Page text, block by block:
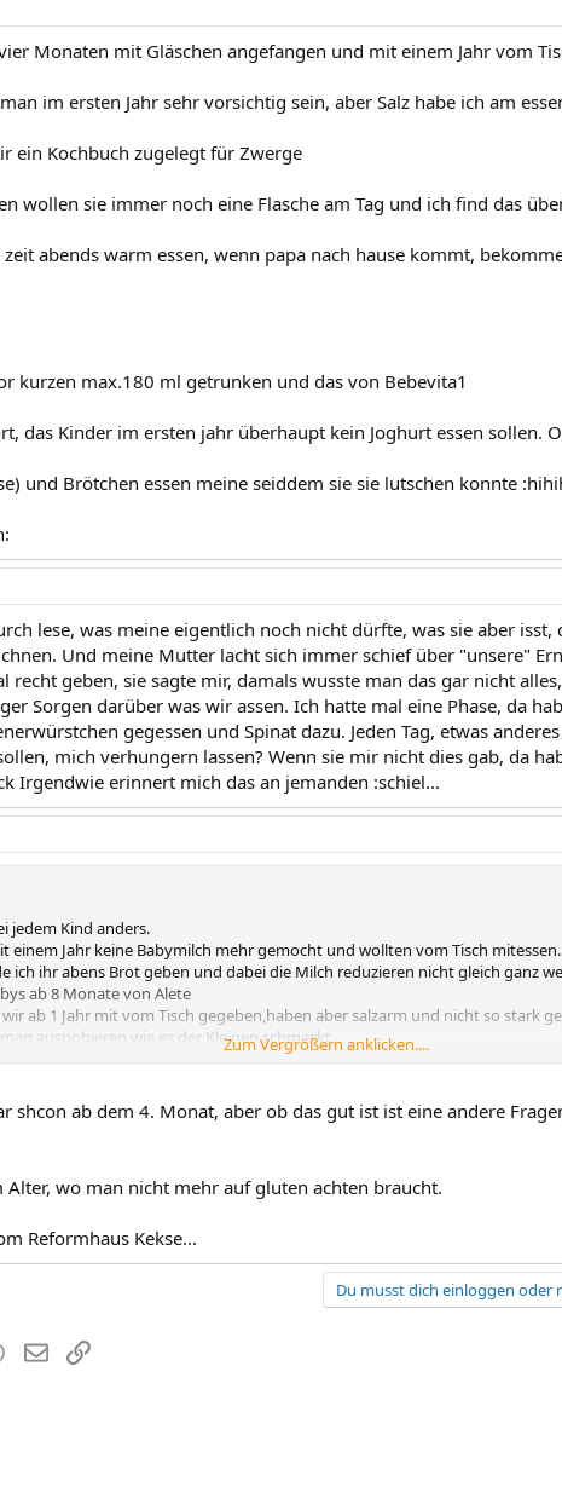
Monaten mit Gläschen angefangen und mit einem Jahr vom
im ersten Jahr sehr vorsichtig sein, aber Salz habe ich am
ein Kochbuch zugelegt für Zwerge
wollen sie immer noch eine Flasche am Tag und ich find das
abends warm essen, wenn papa nach hause kommt,
kurzen max.180 ml getrunken und das von Bebevita1
das Kinder im ersten jahr überhaupt kein Joghurt essen sollen.
und Brötchen essen meine seiddem sie sie lutschen konnte
lese, was meine eigentlich noch nicht dürfte, was sie aber isst,
Und meine Mutter lacht sich immer schief über "unsere"
recht geben, sie sagte mir, damals wusste man das gar nicht
Sorgen darüber was wir assen. Ich hatte mal eine Phase, da
gegessen und Spinat dazu. Jeden Tag, etwas
mich verhungern lassen? Wenn sie mir nicht dies gab, da
Irgendwie erinnert mich das an jemanden :schiel...
jedem Kind anders.
einem Jahr keine Babymilch mehr gemocht und wollten vom Tisch mitessen.
ich ihr abens Brot geben und dabei die Milch reduzieren nicht gleich ganz
ab 8 Monate von Alete
ab 1 Jahr mit vom Tisch gegeben,haben aber salzarm und nicht so stark
auspobieren wie es der Kleinen schmeckt
:winken:
Zum Vergrößern anklicken....
shcon ab dem 4. Monat, aber ob das gut ist ist eine andere
Alter, wo man nicht mehr auf gluten achten braucht.
Reformhaus Kekse...
Du musst dich einloggen
WhatsApp
E-MailLink